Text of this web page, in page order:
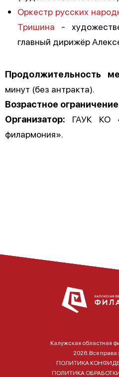
Оркестр русских
Тришина -
главный дирижёр
Продолжительность
минут (без антракта).
Возрастное
Организатор: ГАУК КО
филармония».
Калужская областная
2026. Все
ПОЛИТИКА
ПОЛИТИКА